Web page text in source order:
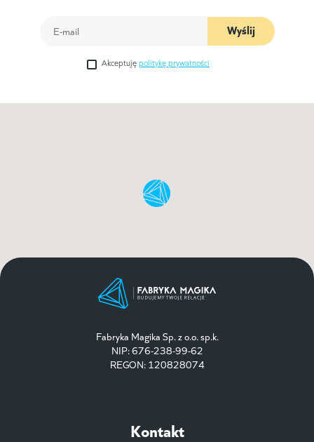
Wyślij
Akceptuję politykę prywatności
Fabryka Magika Sp. z o.o. sp.k.
NIP: 676-238-99-62
REGON: 120828074
Kontakt